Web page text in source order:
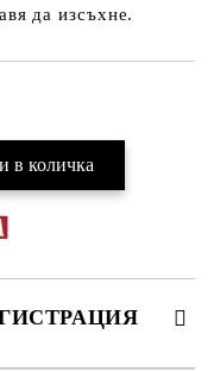
да изсъхне.